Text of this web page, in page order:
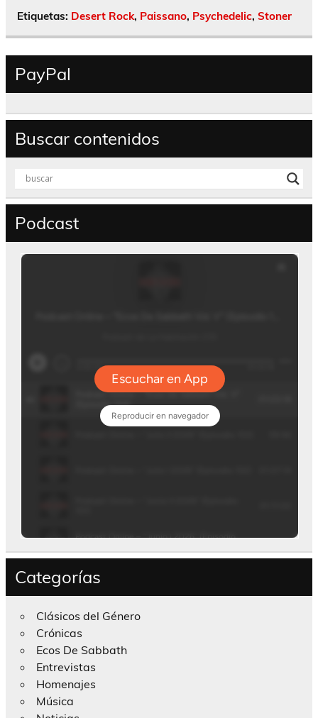
Etiquetas: Desert Rock, Paissano, Psychedelic, Stoner
PayPal
Buscar contenidos
Podcast
Categorías
Clásicos del Género
Crónicas
Ecos De Sabbath
Entrevistas
Homenajes
Música